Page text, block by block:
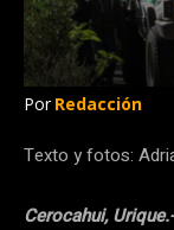
Por Redacción
Texto y fotos:
Cerocahui, Urique.-